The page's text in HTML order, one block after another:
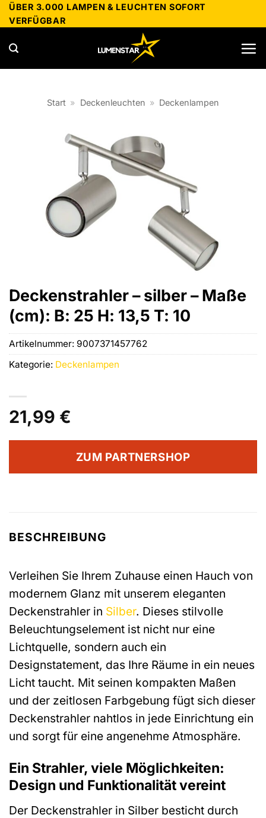
Zum
Inhalt
springen
ÜBER 3.000 LAMPEN & LEUCHTEN SOFORT
VERFÜGBAR
Start » Deckenleuchten » Deckenlampen
Deckenstrahler – silber – Maße
(cm): B: 25 H: 13,5 T: 10
21,99 €
ZUM PARTNERSHOP
Artikelnummer: 9007371457762
Kategorie: Deckenlampen
BESCHREIBUNG
Verleihen Sie Ihrem Zuhause einen Hauch von
modernem Glanz mit unserem eleganten
Deckenstrahler in Silber. Dieses stilvolle
Beleuchtungselement ist nicht nur eine
Lichtquelle, sondern auch ein
Designstatement, das Ihre Räume in ein neues
Licht taucht. Mit seinen kompakten Maßen
und der zeitlosen Farbgebung fügt sich dieser
Deckenstrahler nahtlos in jede Einrichtung ein
und sorgt für eine angenehme Atmosphäre.
Ein Strahler, viele Möglichkeiten:
Design und Funktionalität vereint
Der Deckenstrahler in Silber besticht durch